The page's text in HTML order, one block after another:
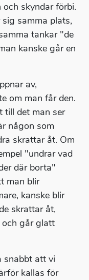
skyndar förbi.
samma plats,
tankar "de
kanske går en
av,
om man får den.
till det man ser
någon som
skrattar åt. Om
"undrar vad
där borta"
man blir
kanske blir
skrattar åt,
och går glatt
snabbt att vi
kallas för